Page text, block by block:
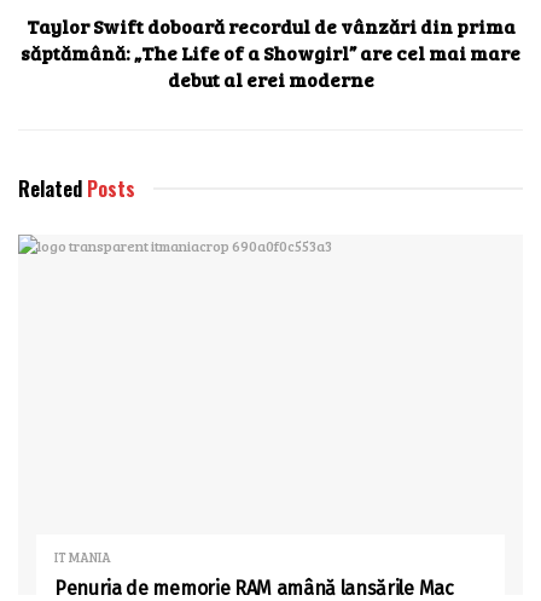
Taylor Swift doboară recordul de vânzări din prima
săptămână: „The Life of a Showgirl” are cel mai mare
debut al erei moderne
Related Posts
IT MANIA
Penuria de memorie RAM amână lansările Mac